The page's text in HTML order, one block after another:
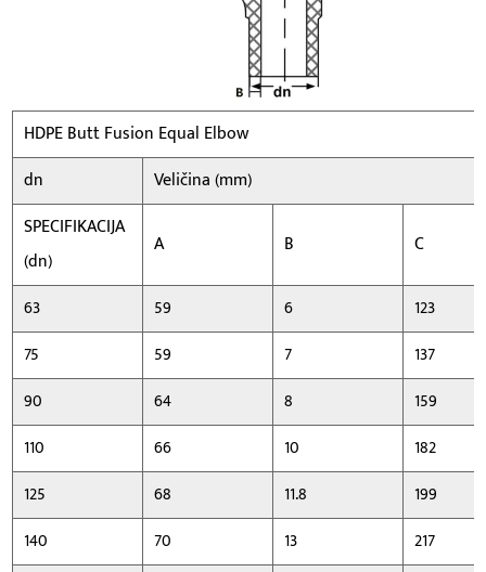
HDPE Butt Fusion Equal Elbow
dn
Veličina (mm)
SPECIFIKACIJA
(dn)
A B C
63 59 6
123
75
59 7
137
90
64 8
159
110
66 10
182
125
68 11.8
199
140
70 13
217